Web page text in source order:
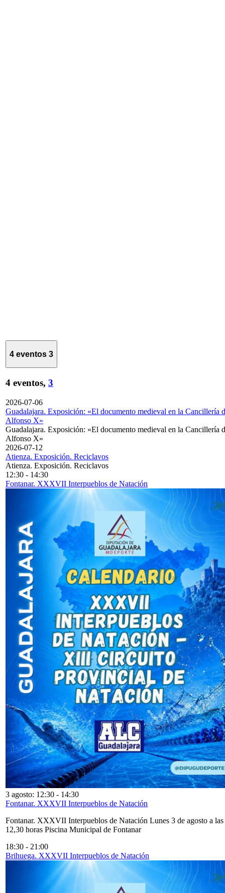
4 eventos 3
4 eventos, 3
2026-07-06
Guadalajara. Exposición: «El documento medieval en la Cancillería
Alfonso X»
Guadalajara. Exposición: «El documento medieval en la Cancillería
Alfonso X»
2026-07-12
Atienza. Exposición. Reciclavos
Atienza. Exposición. Reciclavos
12:30 - 14:30
Fontanar. XXXVII Interpueblos de Natación
3 agosto: 12:30 - 14:30
Fontanar. XXXVII Interpueblos de Natación
Fontanar. XXXVII Interpueblos de Natación Lunes 3 de agosto a las
12,30 horas Piscina Municipal de Fontanar
18:30 - 21:00
Brihuega. XXXVII Interpueblos de Natación